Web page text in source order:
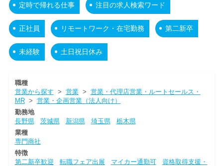
定時で帰れる仕事 注目の求人検索ワード
正社員 リモートワーク・在宅勤務 第二新卒
未経験 土日祝日休み
職種
営業から探す > 営業> 営業・代理店営業・ルートセールス・
MR> 営業・企画営業（法人向け）
勤務地
長野県
茨城県 新潟県 埼玉県
栃木県
業種
専門商社
特徴
第二新卒歓迎
転職フェア出展 マイカー通勤可
資格取得支援・